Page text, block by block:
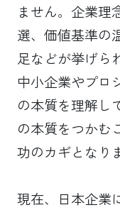
ません。企業理
選、価値基準の
足などが挙げら
中小企業やプロ
の本質を理解し
の本質をつかむ
功のカギとなり
現在、日本企業